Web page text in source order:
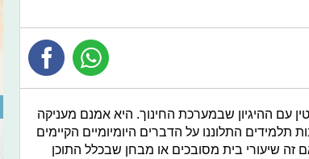
עם ההיגיון שבמערכת החינוך. היא אמנם מעניקה
התלוננו על הדברים היומיומיים הקיימים
זה שיעורי בית מסובכים או מבחן שבכלל התוכן